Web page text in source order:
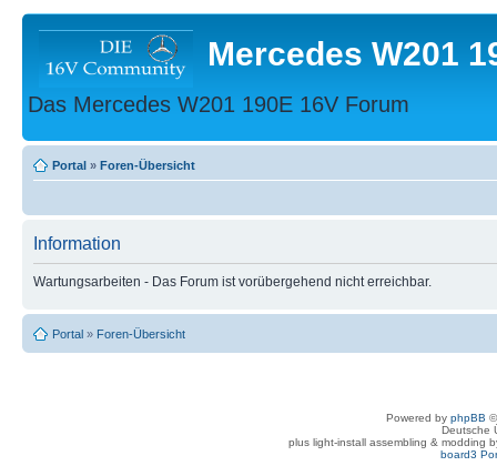
Mercedes W201
Das Mercedes W201 190E 16V Forum
Portal » Foren-Übersicht
Information
Wartungsarbeiten - Das Forum ist vorübergehend nicht erreichbar.
Portal » Foren-Übersicht
Powered by phpBB
Deutsche
plus light-install assembling & modding
board3